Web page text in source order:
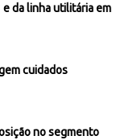
da linha utilitária em
cuidados
no segmento